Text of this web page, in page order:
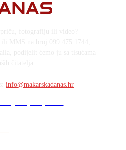
info@makarskadanas.hr